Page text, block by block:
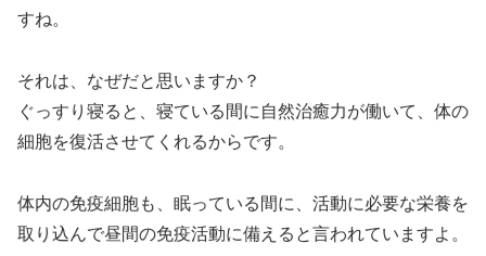
すね。
それは、なぜだと思いますか？
ぐっすり寝ると、寝ている間に自然治癒力が働いて、体の
細胞を復活させてくれるからです。
体内の免疫細胞も、眠っている間に、活動に必要な栄養を
取り込んで昼間の免疫活動に備えると言われていますよ。